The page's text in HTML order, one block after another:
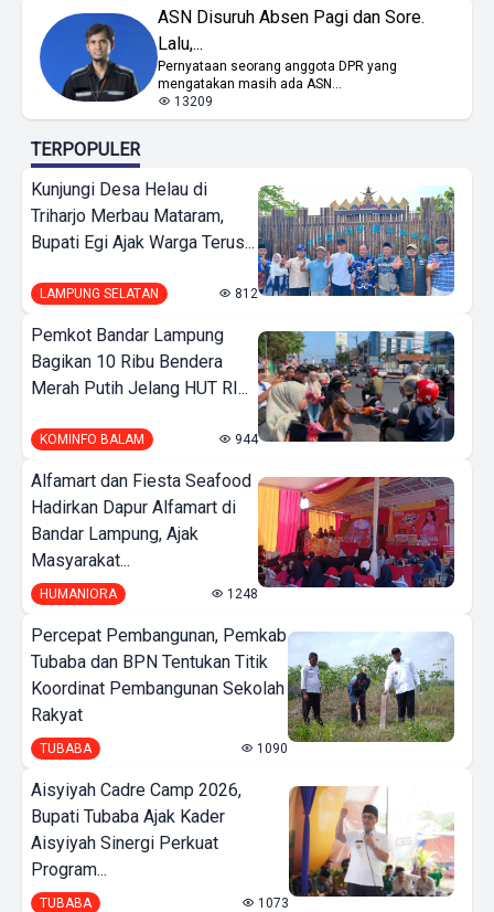
ASN Disuruh Absen Pagi dan Sore.
Lalu,...
Pernyataan seorang anggota DPR yang
mengatakan masih ada ASN...
13209
TERPOPULER
Kunjungi Desa Helau di
Triharjo Merbau Mataram,
Bupati Egi Ajak Warga Terus...
LAMPUNG SELATAN 812
Pemkot Bandar Lampung
Bagikan 10 Ribu Bendera
Merah Putih Jelang HUT RI...
KOMINFO BALAM 944
Alfamart dan Fiesta Seafood
Hadirkan Dapur Alfamart di
Bandar Lampung, Ajak
Masyarakat...
HUMANIORA 1248
Percepat Pembangunan, Pemkab
Tubaba dan BPN Tentukan Titik
Koordinat Pembangunan Sekolah
Rakyat
TUBABA 1090
Aisyiyah Cadre Camp 2026,
Bupati Tubaba Ajak Kader
Aisyiyah Sinergi Perkuat
Program...
TUBABA 1073